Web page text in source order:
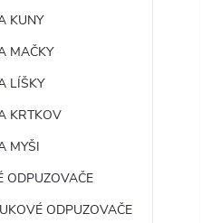
KUNY
MAČKY
LÍŠKY
KRTKOV
MYŠI
ODPUZOVAČE
ODPUZOVAČE